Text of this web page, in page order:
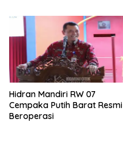
Hidran Mandiri RW 07
Cempaka Putih Barat Resmi
Beroperasi